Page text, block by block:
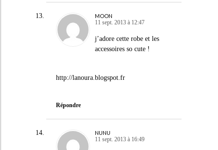
MOON
11 sept. 2013 à 12:47
j’adore cette robe et les
accessoires so cute !
http://lanoura.blogspot.fr
Répondre
NUNU
11 sept. 2013 à 16:49